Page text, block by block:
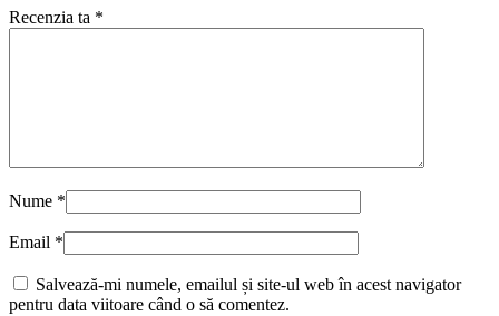
Recenzia ta *
Nume *
Email *
Salvează-mi numele, emailul și site-ul web în acest navigator
pentru data viitoare când o să comentez.